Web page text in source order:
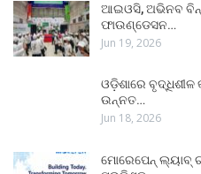
ଆଇଓସି, ଅଭିନବ
ଫାଉଣ୍ଡେସନ…
Jun 19, 2026
ଓଡ଼ିଶାରେ
ଉନ୍ନତ…
Jun 18, 2026
ମୋରେପେନ୍ ଲ୍ୟାବ୍